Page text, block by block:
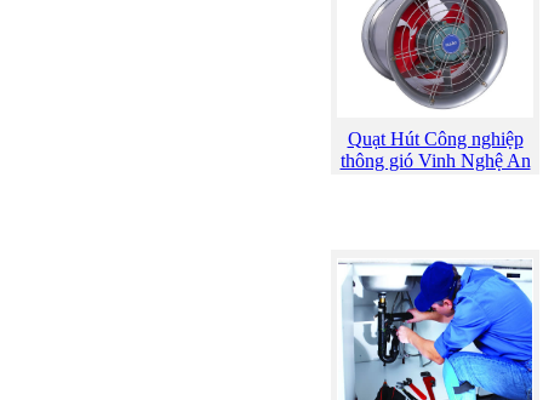
Quạt Hút Công nghiệp
thông gió Vinh Nghệ An